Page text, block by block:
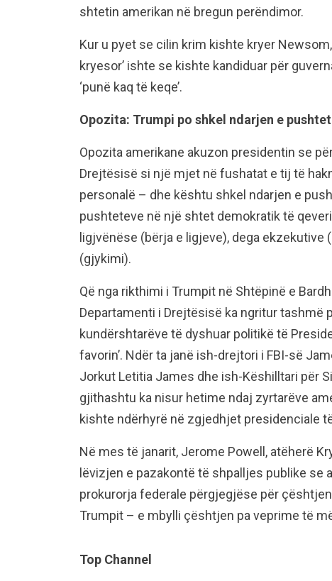
shtetin amerikan në bregun perëndimor.
Kur u pyet se cilin krim kishte kryer
kryesor’ ishte se kishte kandiduar për
‘punë kaq të keqe’.
Opozita: Trumpi po shkel ndarjen e
Opozita amerikane akuzon presidentin se
Drejtësisë si një mjet në fushatat e tij të
personalë – dhe kështu shkel ndarjen e
pushteteve në një shtet demokratik të
ligjvënëse (bërja e ligjeve), dega
(gjykimi).
Që nga rikthimi i Trumpit në Shtëpinë e
Departamenti i Drejtësisë ka ngritur tashmë
kundërshtarëve të dyshuar politikë të
favorin’. Ndër ta janë ish-drejtori i FBI-së
Jorkut Letitia James dhe ish-Këshilltari për
gjithashtu ka nisur hetime ndaj zyrtarëve
kishte ndërhyrë në zgjedhjet presidenciale
Në mes të janarit, Jerome Powell, atëherë
lëvizjen e pazakontë të shpalljes publike se
prokurorja federale përgjegjëse për
Trumpit – e mbylli çështjen pa veprime të
Top Channel